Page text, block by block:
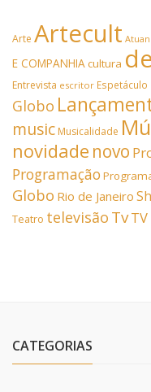
Arte Artecult
E COMPANHIAcultura
Entrevista escritor Espetáculo
Globo
music Musicalidade
novidade novo
Programação
Globo Rio de Janeiro
Teatro televisão Tv
CATEGORIAS